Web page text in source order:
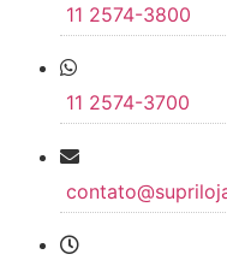
11 2574-3800
11 2574-3700